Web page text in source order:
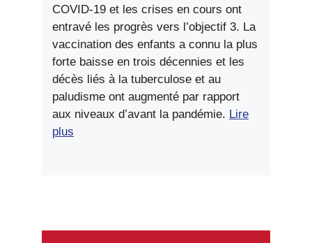
COVID-19 et les crises en cours ont
entravé les progrès vers l’objectif 3. La
vaccination des enfants a connu la plus
forte baisse en trois décennies et les
décès liés à la tuberculose et au
paludisme ont augmenté par rapport
aux niveaux d’avant la pandémie. Lire
plus